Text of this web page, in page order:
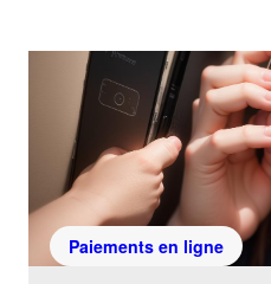
Paiements en ligne